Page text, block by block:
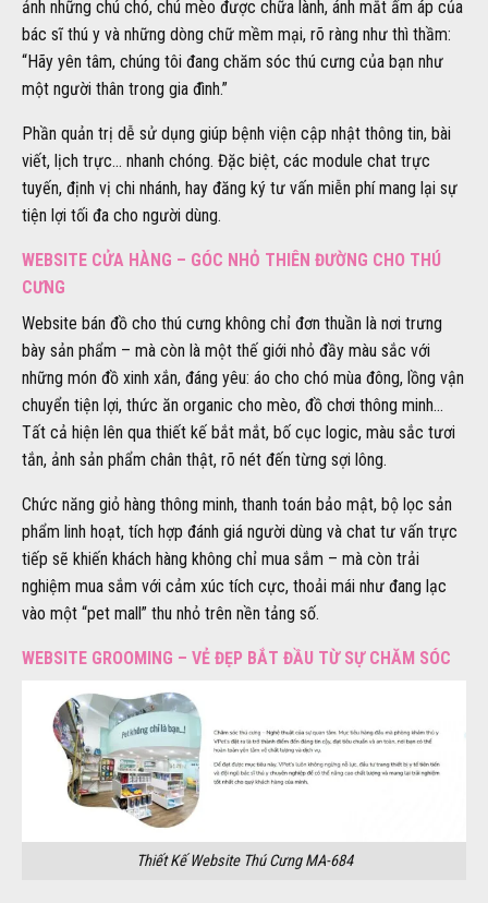
ảnh những chú chó, chú mèo được chữa lành, ánh mắt ấm áp của
bác sĩ thú y và những dòng chữ mềm mại, rõ ràng như thì thầm:
“Hãy yên tâm, chúng tôi đang chăm sóc thú cưng của bạn như
một người thân trong gia đình.”
Phần quản trị dễ sử dụng giúp bệnh viện cập nhật thông tin, bài
viết, lịch trực… nhanh chóng. Đặc biệt, các module chat trực
tuyến, định vị chi nhánh, hay đăng ký tư vấn miễn phí mang lại sự
tiện lợi tối đa cho người dùng.
WEBSITE CỬA HÀNG – GÓC NHỎ THIÊN ĐƯỜNG CHO THÚ
CƯNG
Website bán đồ cho thú cưng không chỉ đơn thuần là nơi trưng
bày sản phẩm – mà còn là một thế giới nhỏ đầy màu sắc với
những món đồ xinh xắn, đáng yêu: áo cho chó mùa đông, lồng vận
chuyển tiện lợi, thức ăn organic cho mèo, đồ chơi thông minh…
Tất cả hiện lên qua thiết kế bắt mắt, bố cục logic, màu sắc tươi
tắn, ảnh sản phẩm chân thật, rõ nét đến từng sợi lông.
Chức năng giỏ hàng thông minh, thanh toán bảo mật, bộ lọc sản
phẩm linh hoạt, tích hợp đánh giá người dùng và chat tư vấn trực
tiếp sẽ khiến khách hàng không chỉ mua sắm – mà còn trải
nghiệm mua sắm với cảm xúc tích cực, thoải mái như đang lạc
vào một “pet mall” thu nhỏ trên nền tảng số.
WEBSITE GROOMING – VẺ ĐẸP BẮT ĐẦU TỪ SỰ CHĂM SÓC
Thiết Kế Website Thú Cưng MA-684